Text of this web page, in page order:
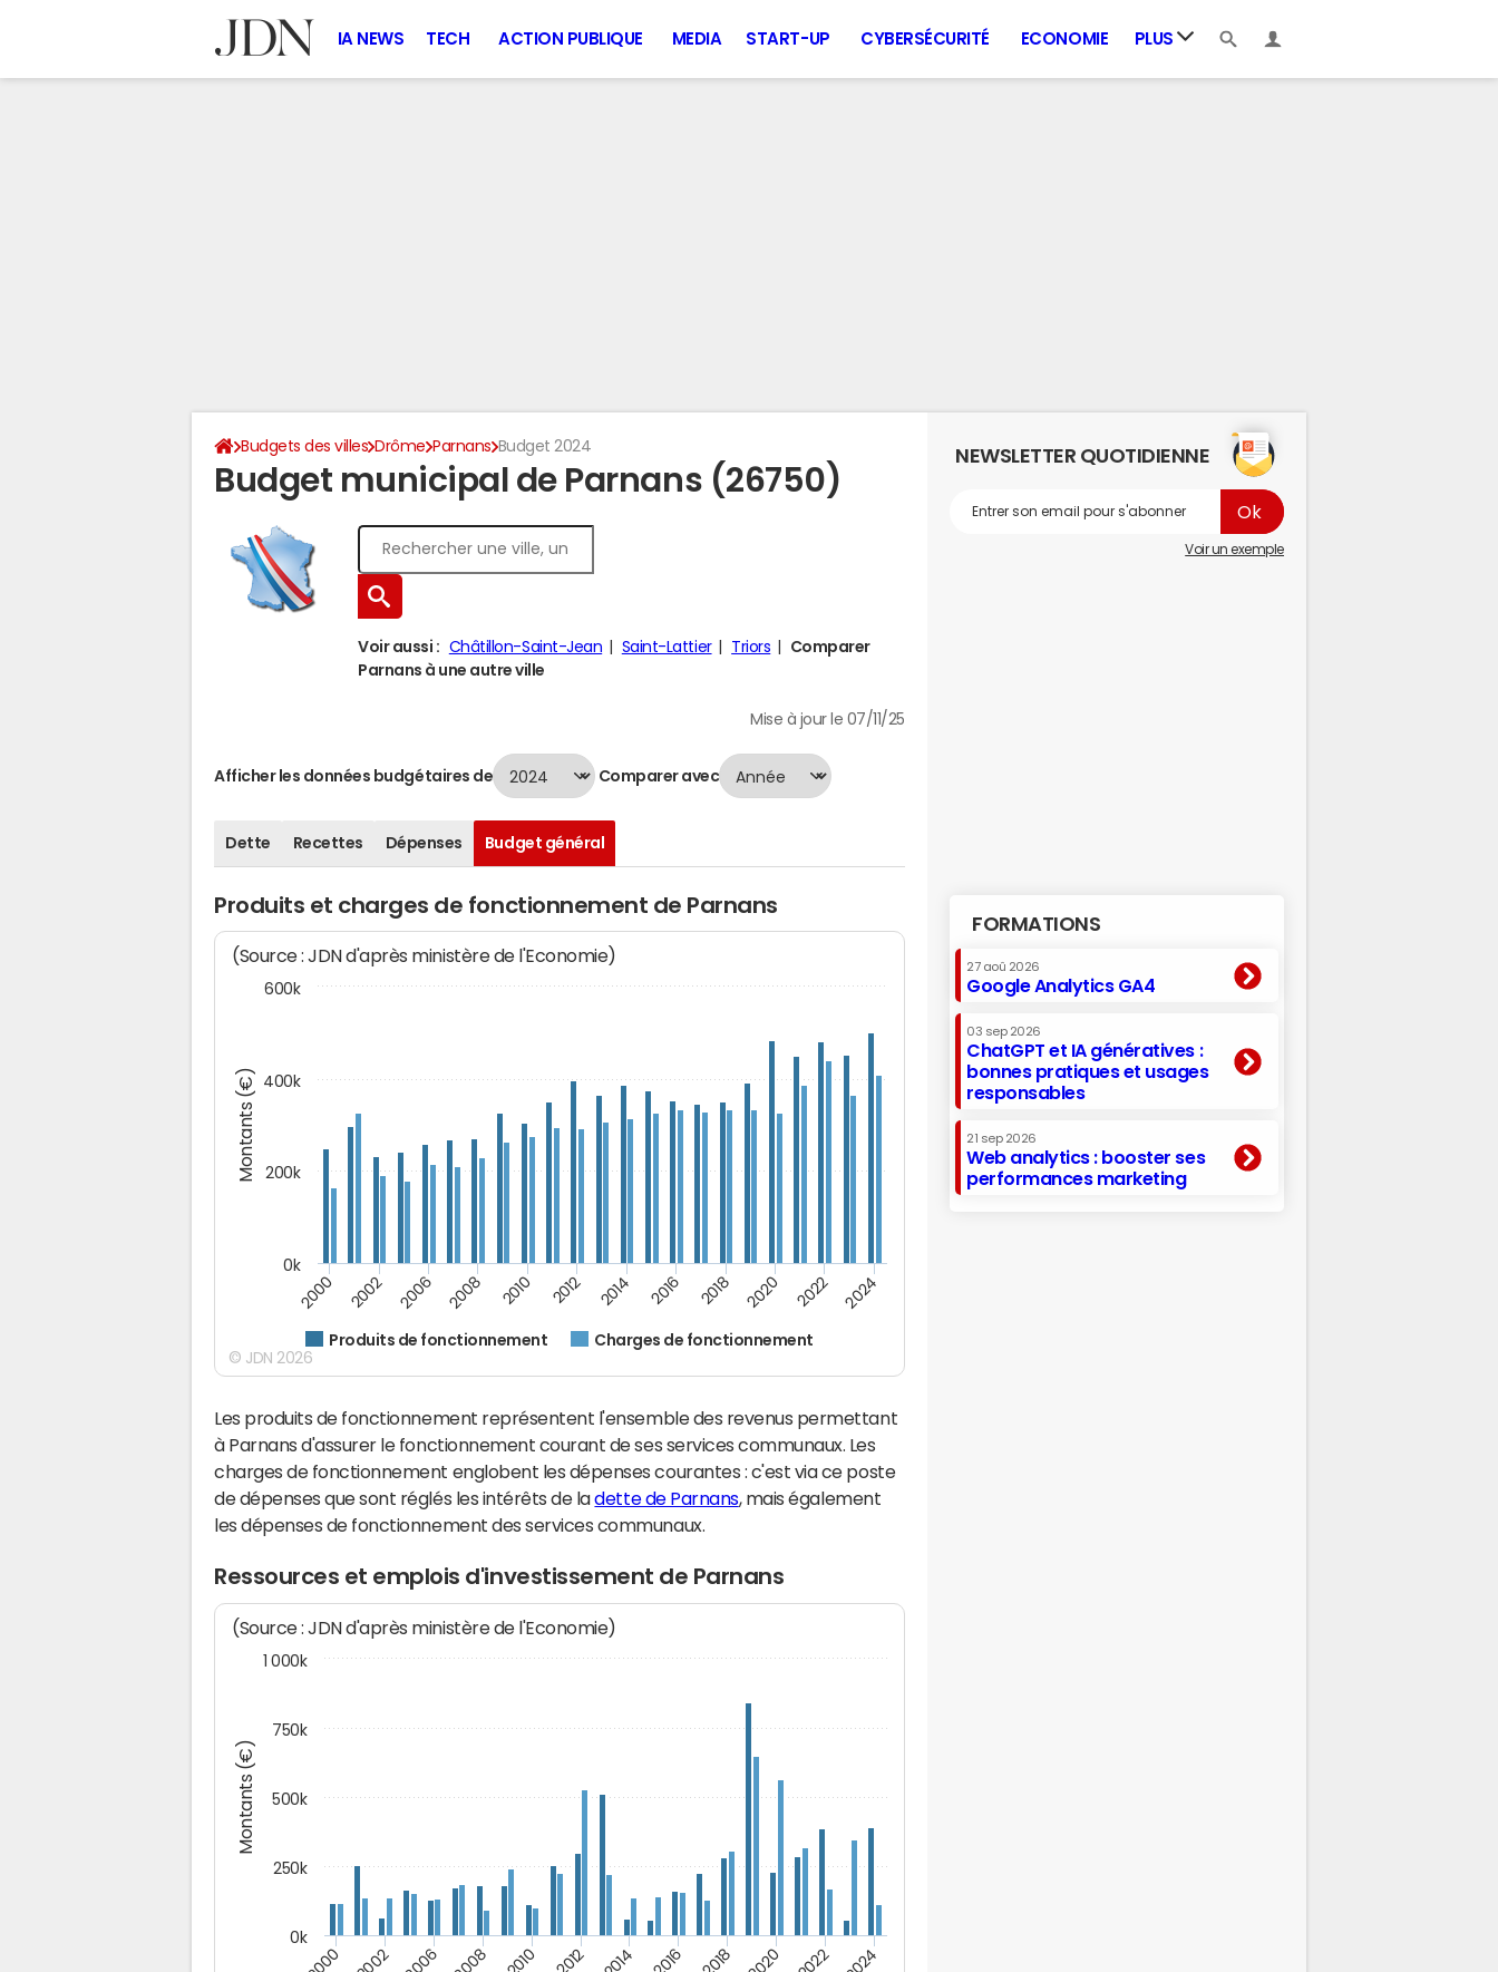
IA NEWS TECH ACTION PUBLIQUE MEDIA START-UP CYBERSÉCURITÉ ECONOMIE PLUS
Budgets des villes Drôme Parnans Budget 2024
Budget municipal de Parnans (26750)
Voir aussi : Châtillon-Saint-Jean Saint-Lattier Triors
Comparer
Parnans à une autre ville
Mise à jour le 07/11/25
Afficher les données budgétaires de Comparer avec
Dette Recettes Dépenses Budget général
Produits et charges de fonctionnement de Parnans
Montants (€)
(Source : JDN d'après ministère de l'Economie)
Produits de fonctionnement Charges de fonctionnement
2000 2002 2006 2008 2010 2012 2014 2016 2018 2020 2022 2024
0k
200k
400k
600k
© JDN 2026
Les produits de fonctionnement représentent l'ensemble des revenus permettant
à Parnans d'assurer le fonctionnement courant de ses services communaux. Les
charges de fonctionnement englobent les dépenses courantes : c'est via ce poste
de dépenses que sont réglés les intérêts de ladette de Parnans, mais également
les dépenses de fonctionnement des services communaux.
Ressources et emplois d'investissement de Parnans
Montants (€)
(Source : JDN d'après ministère de l'Economie)
2000 2002 2006 2008 2010 2012 2014 2016 2018 2020 2022 2024
0k
250k
500k
750k
1 000k
NEWSLETTER QUOTIDIENNE
Voir un exemple
FORMATIONS
27 aoû 2026
Google Analytics GA4
03 sep 2026
ChatGPT et IA génératives :
bonnes pratiques et usages
responsables
21 sep 2026
Web analytics : booster ses
performances marketing